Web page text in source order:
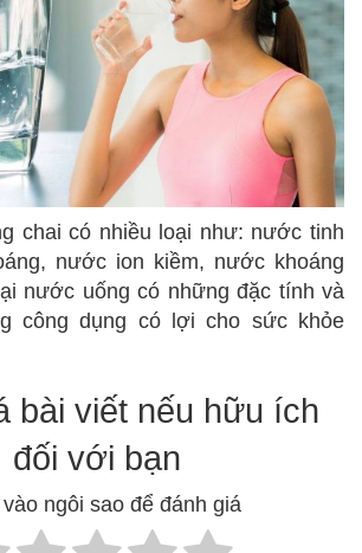
chai có nhiều loại như: nước tinh
nước ion kiềm, nước khoáng
nước uống có những đặc tính và
công dụng có lợi cho sức khỏe
bài viết nếu hữu ích
đối với bạn
ngôi sao để đánh giá